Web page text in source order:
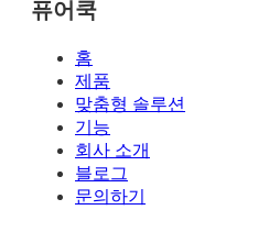
퓨어쿡
홈
제품
맞춤형 솔루션
기능
회사 소개
블로그
문의하기